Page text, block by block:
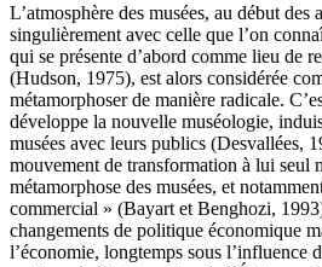
L’atmosphère des musées, au début des
singulièrement avec celle que l’on
qui se présente d’abord comme lieu de
(Hudson, 1975), est alors considérée
métamorphoser de manière radicale.
développe la nouvelle muséologie,
musées avec leurs publics (Desvallées,
mouvement de transformation à lui seul
métamorphose des musées, et
commercial » (Bayart et Benghozi,
changements de politique économique
l’économie, longtemps sous l’influence